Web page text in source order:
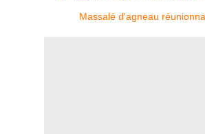
Massalé d'agneau